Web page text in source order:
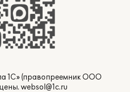
1С» (правопреемник ООО
websol@1c.ru